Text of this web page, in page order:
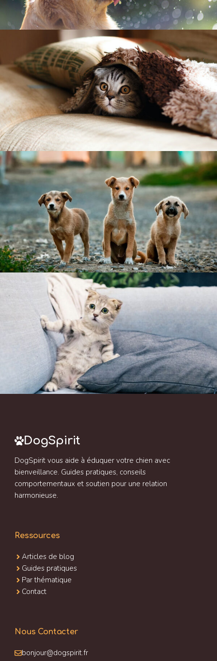
DogSpirit
DogSpirit vous aide à éduquer votre chien avec
bienveillance. Guides pratiques, conseils
comportementaux et soutien pour une relation
harmonieuse.
Ressources
Articles de blog
Guides pratiques
Par thématique
Contact
Nous Contacter
bonjour@dogspirit.fr